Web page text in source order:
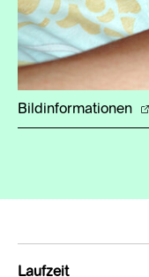
Bildinformationen
Laufzeit